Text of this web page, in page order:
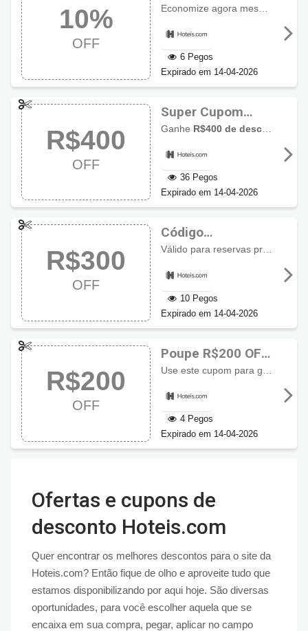
10%
OFF
Hoteis.com 10%
6 Pegos
Expirado em 14-04-2026
R$400
OFF
Super Cupom
R$400 OFF com
Ganhe R$400 de desconto
36 Pegos
Expirado em 14-04-2026
R$300
OFF
Código
Promocional
OFF
Válido para reservas pré-pagas feitas nos hotéis participantes. Use este cupom para ganhar
10 Pegos
Expirado em 14-04-2026
R$200
OFF
Poupe R$200 OFF
usando cupom
4 Pegos
Expirado em 14-04-2026
Ofertas e cupons de
desconto Hoteis.com
Quer encontrar os melhores descontos para o site da
Hoteis.com? Então fique de olho e aproveite tudo que
estamos disponibilizando por aqui hoje. São diversas
oportunidades, para você escolher aquela que se
encaixa em sua compra, pegar, aplicar no campo